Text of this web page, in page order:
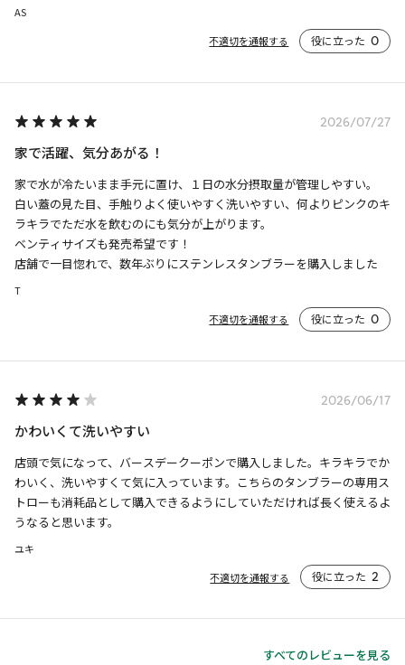
AS
不適切を通報する 役に立った 0
2026/07/27
家で活躍、気分あがる！
家で水が冷たいまま手元に置け、１日の水分摂取量が管理しやすい。
白い蓋の見た目、手触りよく使いやすく洗いやすい、何よりピンクのキ
ラキラでただ水を飲むのにも気分が上がります。
ベンティサイズも発売希望です！
店舗で一目惚れで、数年ぶりにステンレスタンブラーを購入しました
T
不適切を通報する 役に立った 0
2026/06/17
かわいくて洗いやすい
店頭で気になって、バースデークーポンで購入しました。キラキラでか
わいく、洗いやすくて気に入っています。こちらのタンブラーの専用ス
トローも消耗品として購入できるようにしていただければ長く使えるよ
うなると思います。
ユキ
不適切を通報する 役に立った 2
すべてのレビューを見る